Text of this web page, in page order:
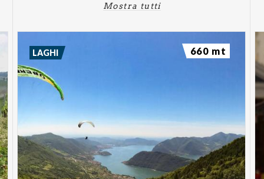
Mostra tutti
LAGHI 660 mt